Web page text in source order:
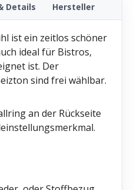
Details Hersteller
ist ein zeitlos schöner
ideal für Bistros,
ist. Der
sind frei wählbar.
an der Rückseite